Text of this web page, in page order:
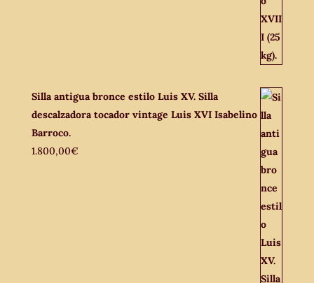
Silla antigua bronce estilo Luis XV. Silla
descalzadora tocador vintage Luis XVI Isabelino
Barroco.
1.800,00€